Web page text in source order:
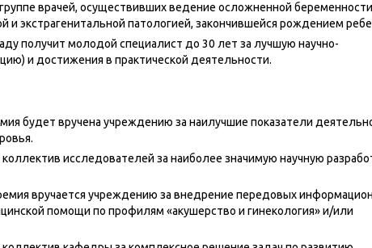
врачей, осуществивших ведение осложненной
экстрагенитальной патологией, закончившейся рождением
получит молодой специалист до 30 лет за лучшую научно-
и достижения в практической деятельности.
будет вручена учреждению за наилучшие показатели
исследователей за наиболее значимую научную
вручается учреждению за внедрение передовых
помощи по профилям «акушерство и гинекология» и/или